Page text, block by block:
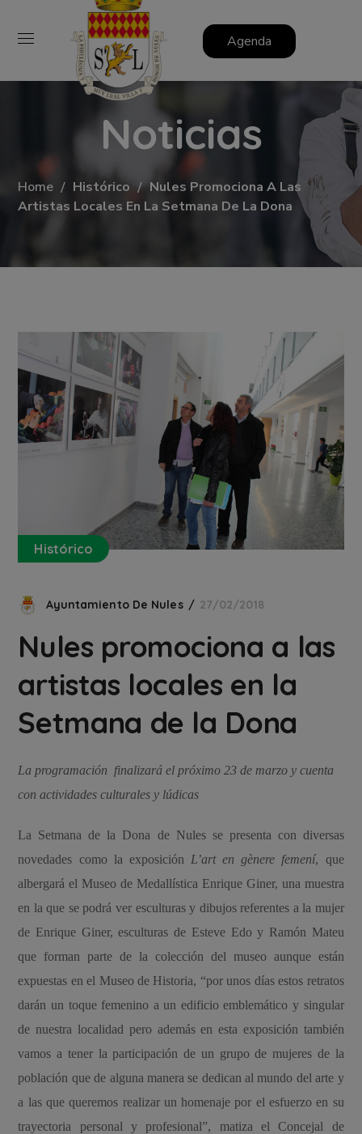
Agenda
Noticias
Home Histórico
Nules Promociona A Las
Artistas Locales En La Setmana De La Dona
Histórico
Ayuntamiento De Nules 27/02/2018
Nules promociona a las
artistas locales en la
Setmana de la Dona
La programación finalizará el próximo 23 de marzo y cuenta
con actividades culturales y lúdicas
La Setmana de la Dona de Nules se presenta con diversas
novedades como la exposición L’art en gènere femení, que
albergará el Museo de Medallística Enrique Giner, una muestra
en la que se podrá ver esculturas y dibujos referentes a la mujer
de Enrique Giner, esculturas de Esteve Edo y Ramón Mateu
que forman parte de la colección del museo aunque están
expuestas en el Museo de Historia, “por unos días estos retratos
darán un toque femenino a un edificio emblemático y singular
de nuestra localidad pero además en esta exposición también
vamos a tener la participación de un grupo de mujeres de la
población que de alguna manera se dedican al mundo del arte y
a las que queremos realizar un homenaje por el esfuerzo en su
trayectoria personal y profesional”, matiza el Concejal de